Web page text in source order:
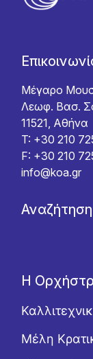
Μέγαρο
Λεωφ. Βασ.
11521, Αθήνα
T: +30 210
F: +30 210
info@koa.gr
Η
Μέλη